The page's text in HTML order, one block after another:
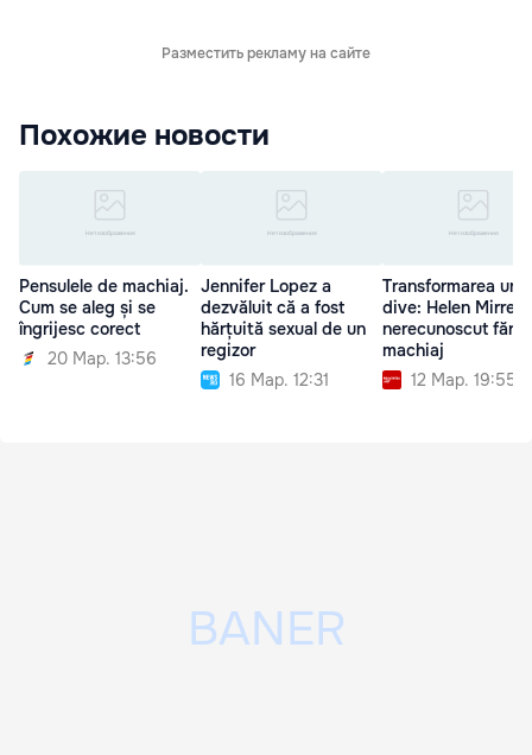
Разместить рекламу на сайте
Похожие новости
Pensulele de machiaj.
Cum se aleg și se
îngrijesc corect
20 Мар. 13:56
Jennifer Lopez a
dezvăluit că a fost
hărțuită sexual de un
regizor
16 Мар. 12:31
Transformarea unei
dive: Helen
nerecunoscut fără
machiaj
12 Мар. 19:55